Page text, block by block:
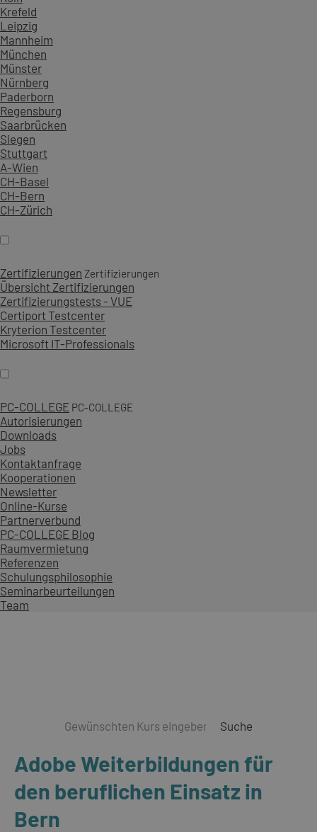
Krefeld
Leipzig
Mannheim
München
Münster
Nürnberg
Paderborn
Regensburg
Saarbrücken
Siegen
Stuttgart
A-Wien
CH-Basel
CH-Bern
CH-Zürich
Zertifizierungen Zertifizierungen
Übersicht Zertifizierungen
Zertifizierungstests - VUE
Certiport Testcenter
Kryterion Testcenter
Microsoft IT-Professionals
PC-COLLEGE PC-COLLEGE
Autorisierungen
Downloads
Jobs
Kontaktanfrage
Kooperationen
Newsletter
Online-Kurse
Partnerverbund
PC-COLLEGE Blog
Raumvermietung
Referenzen
Schulungsphilosophie
Seminarbeurteilungen
Team
Suche
Adobe Weiterbildungen für
den beruflichen Einsatz in
Bern